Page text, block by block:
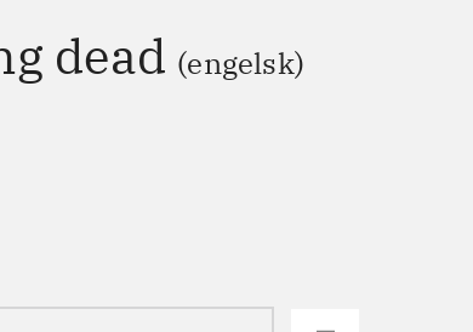
dead (engelsk)